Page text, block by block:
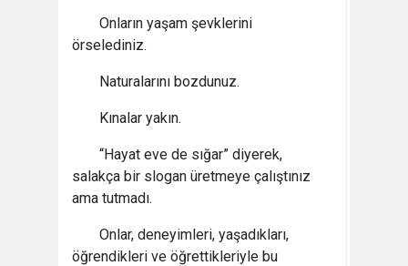
Onların yaşam şevklerini
örselediniz.
Naturalarını bozdunuz.
Kınalar yakın.
“Hayat eve de sığar” diyerek,
salakça bir slogan üretmeye çalıştınız
ama tutmadı.
Onlar, deneyimleri, yaşadıkları,
öğrendikleri ve öğrettikleriyle bu